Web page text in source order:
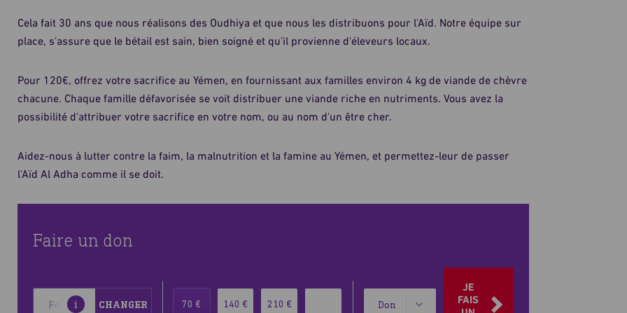
Cela fait 30 ans que nous réalisons des Oudhiya et que nous les distribuons pour l'Aïd. Notre équipe sur
place, s'assure que le bétail est sain, bien soigné et qu’il provienne d'éleveurs locaux.
Pour 120€, offrez votre sacrifice au Yémen, en fournissant aux familles environ 4 kg de viande de chèvre
chacune. Chaque famille défavorisée se voit distribuer une viande riche en nutriments. Vous avez la
possibilité d'attribuer votre sacrifice en votre nom, ou au nom d'un être cher.
Aidez-nous à lutter contre la faim, la malnutrition et la famine au Yémen, et permettez-leur de passer
l'Aïd Al Adha comme il se doit.
Faire un don
Plus
i
votre
70 € 140 € 210 €
JE
FAIS